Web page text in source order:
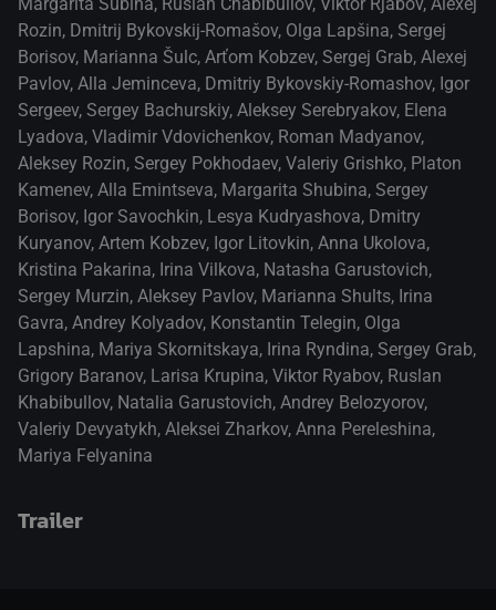
Rozin, Dmitrij Bykovskij-Romašov, Olga Lapšina, Sergej
Borisov, Marianna Šulc, Arťom Kobzev, Sergej Grab, Alexej
Pavlov, Alla Jeminceva, Dmitriy Bykovskiy-Romashov, Igor
Sergeev, Sergey Bachurskiy, Aleksey Serebryakov, Elena
Lyadova, Vladimir Vdovichenkov, Roman Madyanov,
Aleksey Rozin, Sergey Pokhodaev, Valeriy Grishko, Platon
Kamenev, Alla Emintseva, Margarita Shubina, Sergey
Borisov, Igor Savochkin, Lesya Kudryashova, Dmitry
Kuryanov, Artem Kobzev, Igor Litovkin, Anna Ukolova,
Kristina Pakarina, Irina Vilkova, Natasha Garustovich,
Sergey Murzin, Aleksey Pavlov, Marianna Shults, Irina
Gavra, Andrey Kolyadov, Konstantin Telegin, Olga
Lapshina, Mariya Skornitskaya, Irina Ryndina, Sergey Grab,
Grigory Baranov, Larisa Krupina, Viktor Ryabov, Ruslan
Khabibullov, Natalia Garustovich, Andrey Belozyorov,
Valeriy Devyatykh, Aleksei Zharkov, Anna Pereleshina,
Mariya Felyanina
Trailer